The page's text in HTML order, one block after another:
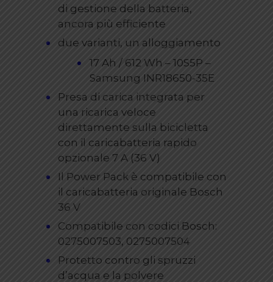
di gestione della batteria,
ancora più efficiente
due varianti, un alloggiamento
17 Ah / 612 Wh – 10S5P –
Samsung INR18650-35E
Presa di carica integrata per
una ricarica veloce
direttamente sulla bicicletta
con il caricabatteria rapido
opzionale 7 A (36 V)
Il Power Pack è compatibile con
il caricabatteria originale Bosch
36 V
Compatibile con codici Bosch:
0275007503, 0275007504
Protetto contro gli spruzzi
d’acqua e la polvere